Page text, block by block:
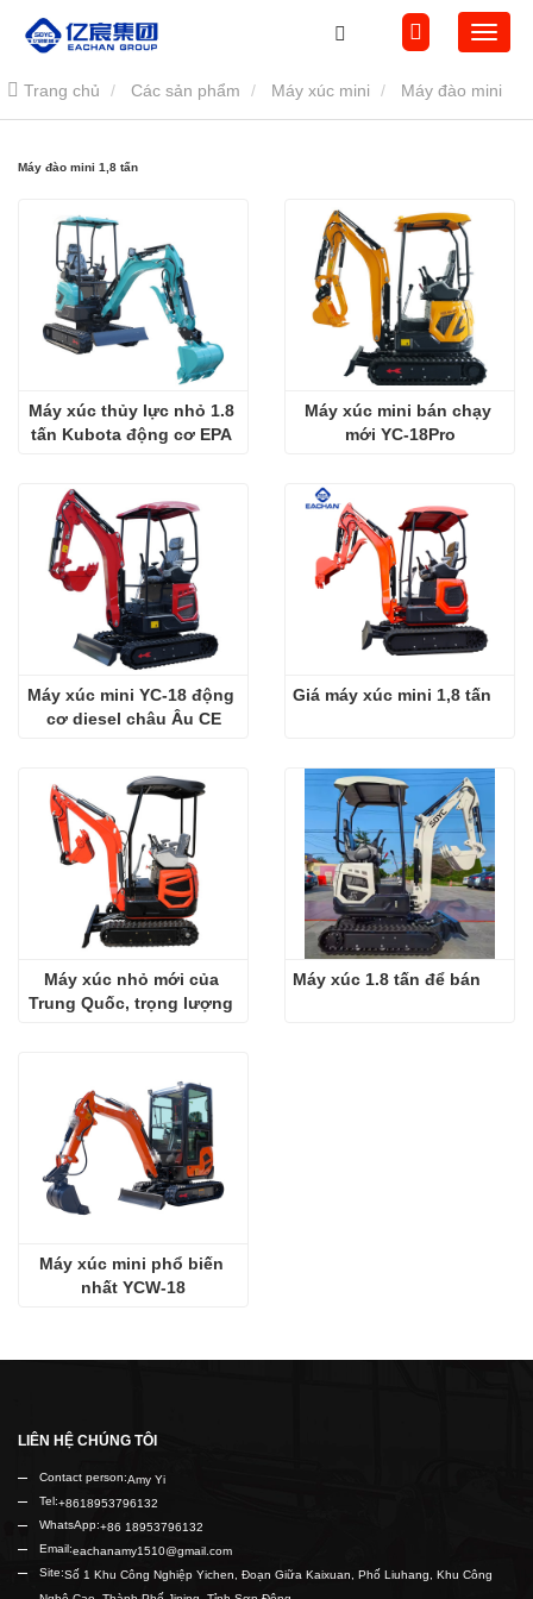
Trang chủ Các sản phẩm Máy xúc mini
Máy đào mini 1,8 tấn
Máy xúc thủy lực nhỏ 1.8
tấn Kubota động cơ EPA
Máy xúc mini bán chạy
mới YC-18Pro
Máy xúc mini YC-18 động
cơ diesel châu Âu CE
Giá máy xúc mini 1,8 tấn
Máy xúc nhỏ mới của
Trung Quốc, trọng lượng
Máy xúc 1.8 tấn để bán
Máy xúc mini phổ biến
nhất YCW-18
LIÊN HỆ CHÚNG TÔI
Contact person:Amy Yi
Tel:+8618953796132
WhatsApp:+86 18953796132
Email:eachanamy1510@gmail.com
Site:Số 1 Khu Công Nghiệp Yichen, Đoạn Giữa Kaixuan, Phố Liuhang, Khu Công